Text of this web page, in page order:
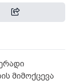
მიმოქცევა